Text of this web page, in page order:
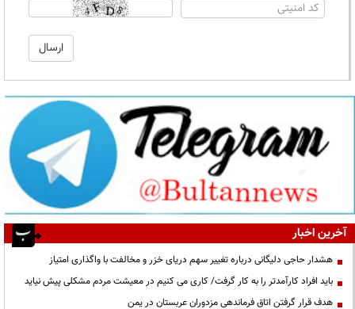
آخرین اخبار
هشدار حاجی دلیگانی درباره تغییر سهم دریای خزر و مخالفت با واگذاری امتیاز
باید افراد کارآمدتر را به کار گرفت/ کاری می کنیم در معیشت مردم مشکلی پیش نیاید
هدف قرار گرفتن اتاق‌ فرماندهی مزدوران عربستان در یمن